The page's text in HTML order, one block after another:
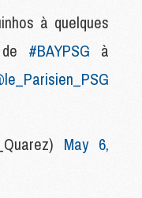
à quelques
#BAYPSG à
May 6,